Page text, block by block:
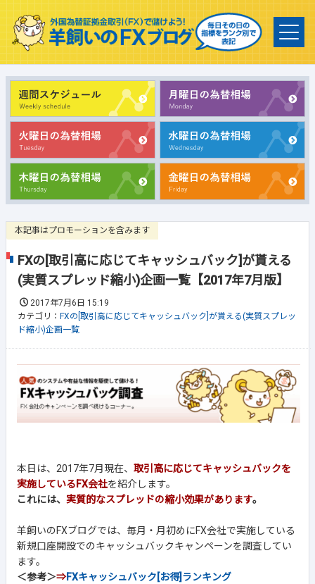
本記事はプロモーションを含みます
FXの[取引高に応じてキャッシュバック]が貰える
(実質スプレッド縮小)企画一覧【2017年7月版】
2017年7月6日 15:19
カテゴリ： FXの[取引高に応じてキャッシュバック]が貰える(実質スプレッ
ド縮小)企画一覧
本日は、2017年7月現在、 取引高に応じてキャッシュバックを
実施しているFX会社を紹介します。
これには、 実質的なスプレッドの縮小効果があります。
羊飼いのFXブログでは、毎月・月初めにFX会社で実施している
新規口座開設でのキャッシュバックキャンペーンを調査してい
ます。
＜参考＞⇒FXキャッシュバック[お得]ランキング